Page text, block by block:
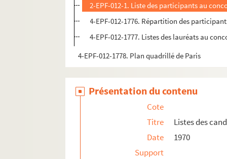
2-EPF-012-1. Liste des participants au
4-EPF-012-1776. Répartition des
4-EPF-012-1777. Listes des lauréats au
4-EPF-012-1778. Plan quadrillé de Paris
Présentation du contenu
Cote
Titre
Listes des
Date
1970
Support